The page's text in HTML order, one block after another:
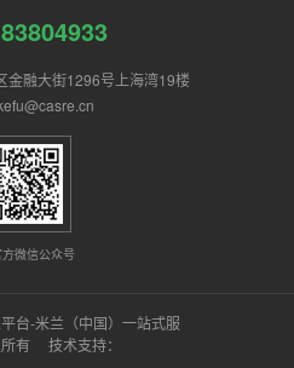
金融大街1296号上海湾19楼
微信公众号
台-米兰（中国）一站式服
有 技术支持：